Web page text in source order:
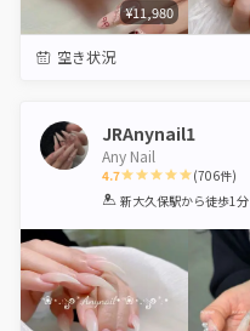
¥11,980
空き状況
JRAnynail1
Any Nail
4.7
1 2 3 4 5
(706件)
新大久保駅から徒歩1分